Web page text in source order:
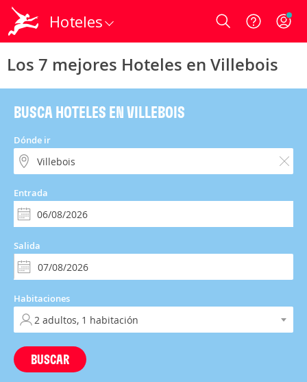
Hoteles Login
Los 7 mejores Hoteles en Villebois
BUSCA HOTELES EN VILLEBOIS
Dónde ir
Entrada
Salida
Habitaciones
BUSCAR